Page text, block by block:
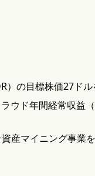
の目標株価27ド
ウド年間経常収益
産マイニング事業